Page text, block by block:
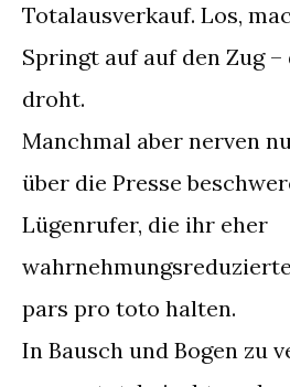
Totalausverkauf. Los,
Springt auf auf den Zug
droht.
Manchmal aber nerven
über die Presse
Lügenrufer, die ihr eher
pars pro toto halten.
In Bausch und Bogen zu